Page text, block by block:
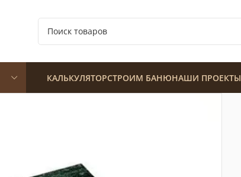
КАЛЬКУЛЯТОРСТРОИМ БАНЮНАШИ ПРОЕКТЫ